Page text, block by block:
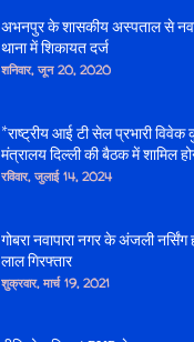
अभनपुर के शासकीय अस्पताल से
थाना में शिकायत दर्ज
शनिवार, जून 20, 2020
*राष्ट्रीय आई टी सेल प्रभारी विवेक
मंत्रालय दिल्ली की बैठक में शामिल
रविवार, जुलाई 14, 2024
गोबरा नवापारा नगर के अंजली
लाल गिरफ्तार
शुक्रवार, मार्च 19, 2021